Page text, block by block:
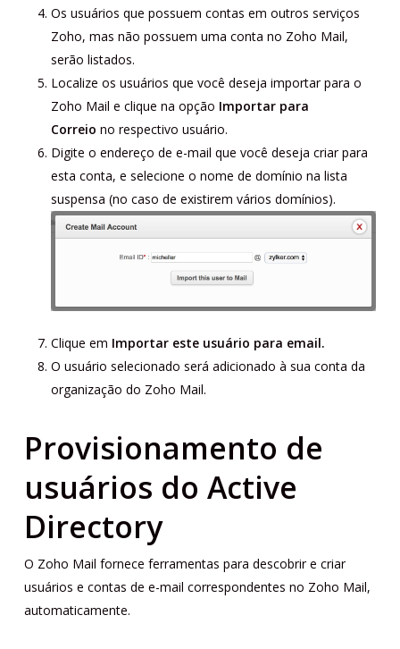
Os usuários que possuem contas em outros serviços
Zoho, mas não possuem uma conta no Zoho Mail,
serão listados.
Localize os usuários que você deseja importar para o
Zoho Mail e clique na opção Importar para
Correio no respectivo usuário.
Digite o endereço de e-mail que você deseja criar para
esta conta, e selecione o nome de domínio na lista
suspensa (no caso de existirem vários domínios).
Clique em Importar este usuário para email.
O usuário selecionado será adicionado à sua conta da
organização do Zoho Mail.
Provisionamento de
usuários do Active
Directory
O Zoho Mail fornece ferramentas para descobrir e criar
usuários e contas de e-mail correspondentes no Zoho Mail,
automaticamente.